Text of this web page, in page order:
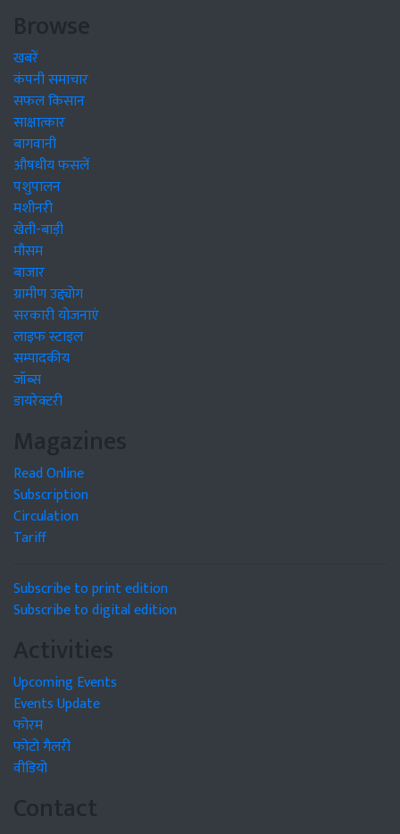
Browse
खबरें
कंपनी समाचार
सफल किसान
साक्षात्कार
बागवानी
औषधीय फसलें
पशुपालन
मशीनरी
खेती-बाड़ी
मौसम
बाजार
ग्रामीण उद्द्योग
सरकारी योजनाएं
लाइफ स्टाइल
सम्पादकीय
जॉब्स
डायरेक्टरी
Magazines
Read Online
Subscription
Circulation
Tariff
Subscribe to print edition
Subscribe to digital edition
Activities
Upcoming Events
Events Update
फोरम
फोटो गैलरी
वीडियो
Contact